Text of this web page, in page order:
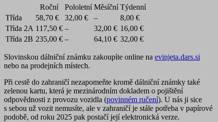
Roční Pololetní Měsíční Týdenní
Třída
58,70 € 32,00 € –
8,00 €
Třída 2A 117,50 € – 32,00 € 16,00 €
Třída 2B 235,00 € – 64,10 € 32,00 €
Slovinskou dálniční známku zakoupíte online na evinjeta.dars.si
nebo na prodejních místech.
Při cestě do zahraničí nezapomeňte kromě dálniční známky také
zelenou kartu, která je mezinárodním dokladem o pojištění
odpovědnosti z provozu vozidla (povinném ručení). U nás ji sice
s sebou už vozit nemusíte, ale v zahraničí je stále potřeba v papírové
podobě, od roku 2025 pak postačí její elektronická verze.